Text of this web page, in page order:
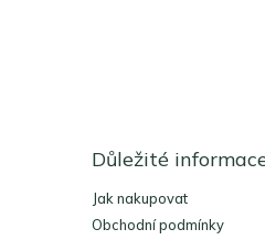
Důležité
Jak nakupovat
Obchodní podmínky